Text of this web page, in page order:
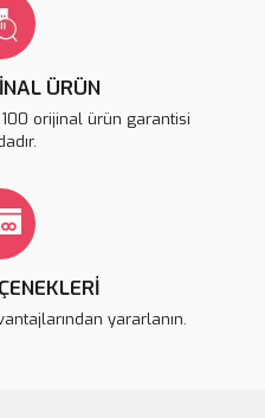
ÜRÜN
orijinal ürün garantisi
yararlanın.